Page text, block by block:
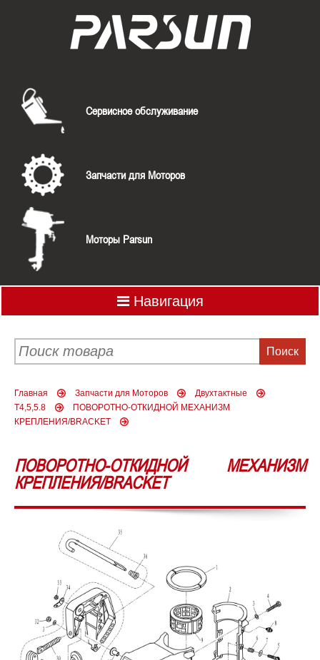
Сервисное обслуживание
Запчасти для Моторов
Моторы Parsun
Навигация
Главная Запчасти для Моторов
Двухтактные
T4,5,5.8
ПОВОРОТНО-ОТКИДНОЙ МЕХАНИЗМ
КРЕПЛЕНИЯ/BRACKET
ПОВОРОТНО-ОТКИДНОЙ МЕХАНИЗМ
КРЕПЛЕНИЯ/BRACKET